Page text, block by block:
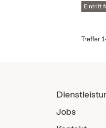
Eintritt
Treffer
Jobs